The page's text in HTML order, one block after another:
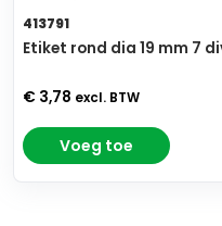
413791
Etiket rond dia 19 mm 7
€ 3,78 excl. BTW
Voeg toe